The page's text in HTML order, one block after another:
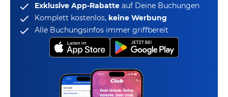
Exklusive App-Rabatte auf Deine Buchungen
Komplett kostenlos, keine Werbung
Alle Buchungsinfos immer griffbereit